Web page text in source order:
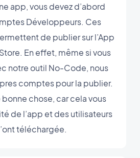
app, vous devez d’abord
Développeurs. Ces
de publier sur l’App
En effet, même si vous
notre outil No-Code, nous
comptes pour la publier.
chose, car cela vous
de l’app et des utilisateurs
téléchargée.